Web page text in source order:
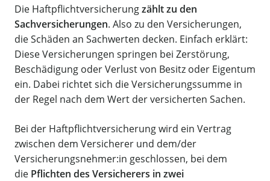
Die Haftpflichtversicherungzählt zu den
Sachversicherungen. Also zu den Versicherungen,
die Schäden an Sachwerten decken. Einfach erklärt:
Diese Versicherungen springen bei Zerstörung,
Beschädigung oder Verlust von Besitz oder Eigentum
ein. Dabei richtet sich die Versicherungssumme in
der Regel nach dem Wert der versicherten Sachen.
Bei der Haftpflichtversicherung wird ein Vertrag
zwischen dem Versicherer und dem/der
Versicherungsnehmer:in geschlossen, bei dem
die Pflichten des Versicherers in zwei